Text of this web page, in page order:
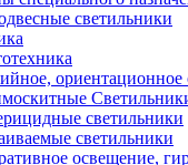
светильники
ориентационное
светильники
светильники
освещение,